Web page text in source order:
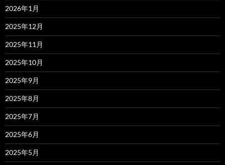
2026年1月
2025年12月
2025年11月
2025年10月
2025年9月
2025年8月
2025年7月
2025年6月
2025年5月